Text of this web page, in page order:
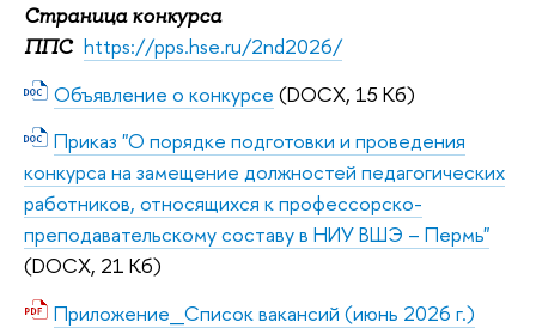
Страница конкурса
ППС https://pps.hse.ru/2nd2026/
Объявление о конкурсе (DOCX, 15 Кб)
Приказ "О порядке подготовки и проведения
конкурса на замещение должностей педагогических
работников, относящихся к профессорско-
преподавательскому составу в НИУ ВШЭ – Пермь"
(DOCX, 21 Кб)
Приложение_Список вакансий (июнь 2026 г.)